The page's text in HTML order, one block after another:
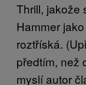
Thrill, jakože
Hammer
roztříská.
předtím, než
myslí autor